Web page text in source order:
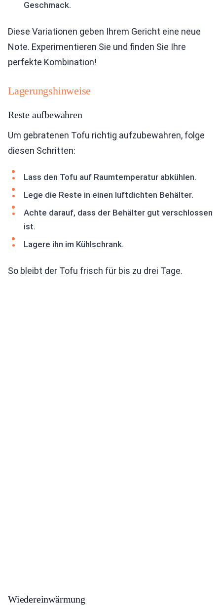
Geschmack.
Diese Variationen geben Ihrem Gericht eine neue
Note. Experimentieren Sie und finden Sie Ihre
perfekte Kombination!
Lagerungshinweise
Reste aufbewahren
Um gebratenen Tofu richtig aufzubewahren, folge
diesen Schritten:
Lass den Tofu auf Raumtemperatur abkühlen.
Lege die Reste in einen luftdichten Behälter.
Achte darauf, dass der Behälter gut verschlossen
ist.
Lagere ihn im Kühlschrank.
So bleibt der Tofu frisch für bis zu drei Tage.
Wiedereinwärmung